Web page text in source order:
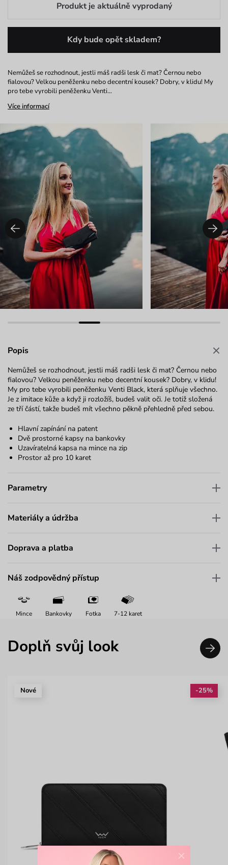
Produkt je aktuálně vyprodaný
Kdy bude opět skladem?
Nemůžeš se rozhodnout, jestli máš radši lesk či mat? Černou nebo
fialovou? Velkou peněženku nebo decentní kousek? Dobry, v klidu! My
pro tebe vyrobili peněženku Venti…
Více informací
Popis
Nemůžeš se rozhodnout, jestli máš radši lesk či mat? Černou nebo
fialovou? Velkou peněženku nebo decentní kousek? Dobry, v klidu!
My pro tebe vyrobili peněženku Venti Black, která splňuje všechno.
Je z imitace kůže a když ji rozložíš, budeš valit oči. Je totiž složená
ze tří částí, takže budeš mít všechno pěkně přehledně před sebou.
Hlavní zapínání na patent
Dvě prostorné kapsy na bankovky
Uzavíratelná kapsa na mince na zip
Prostor až pro 10 karet
Parametry
Materiály a údržba
Doprava a platba
Náš zodpovědný přístup
Mince Bankovky Fotka 7-12 karet
Doplň svůj look
Nové -25%
×